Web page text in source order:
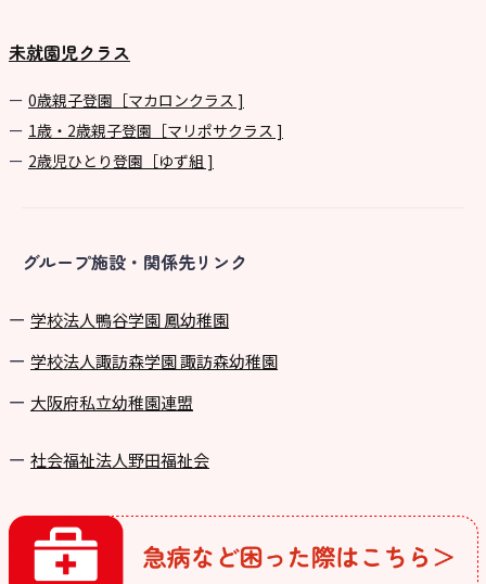
未就園児クラス
0歳親子登園［マカロンクラス ]
1歳・2歳親子登園［マリポサクラス ]
2歳児ひとり登園［ゆず組 ]
グループ施設・関係先リンク
学校法⼈鴨⾕学園 鳳幼稚園
学校法⼈諏訪森学園 諏訪森幼稚園
⼤阪府私⽴幼稚園連盟
社会福祉法人野田福祉会